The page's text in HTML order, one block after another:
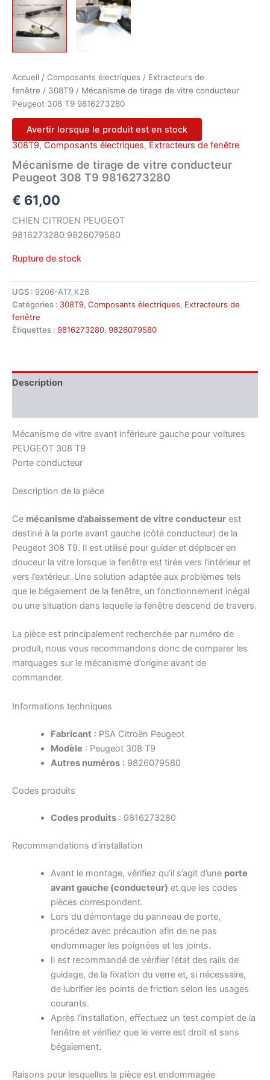
Accueil / Composants électriques / Extracteurs de
fenêtre / 308T9 / Mécanisme de tirage de vitre conducteur
Peugeot 308 T9 9816273280
Avertir lorsque le produit est en stock
308T9, Composants électriques, Extracteurs de fenêtre
Mécanisme de tirage de vitre conducteur
Peugeot 308 T9 9816273280
€ 61,00
CHIEN CITROEN PEUGEOT
9816273280 9826079580
Rupture de stock
UGS : 9206-A17_K28
Catégories : 308T9, Composants électriques, Extracteurs de
fenêtre
Étiquettes : 9816273280, 9826079580
Description
Mécanisme de vitre avant inférieure gauche pour voitures
PEUGEOT 308 T9
Porte conducteur
Description de la pièce
Ce mécanisme d’abaissement de vitre conducteur est
destiné à la porte avant gauche (côté conducteur) de la
Peugeot 308 T9. Il est utilisé pour guider et déplacer en
douceur la vitre lorsque la fenêtre est tirée vers l’intérieur et
vers l’extérieur. Une solution adaptée aux problèmes tels
que le bégaiement de la fenêtre, un fonctionnement inégal
ou une situation dans laquelle la fenêtre descend de travers.
La pièce est principalement recherchée par numéro de
produit, nous vous recommandons donc de comparer les
marquages ​​sur le mécanisme d’origine avant de
commander.
Informations techniques
Fabricant : PSA Citroën Peugeot
Modèle : Peugeot 308 T9
Autres numéros: 9826079580
Codes produits
Codes produits: 9816273280
Recommandations d’installation
Avant le montage, vérifiez qu’il s’agit d’une porte
avant gauche (conducteur) et que les codes
pièces correspondent.
Lors du démontage du panneau de porte,
procédez avec précaution afin de ne pas
endommager les poignées et les joints.
Il est recommandé de vérifier l’état des rails de
guidage, de la fixation du verre et, si nécessaire,
de lubrifier les points de friction selon les usages
courants.
Après l’installation, effectuez un test complet de la
fenêtre et vérifiez que le verre est droit et sans
bégaiement.
Raisons pour lesquelles la pièce est endommagée